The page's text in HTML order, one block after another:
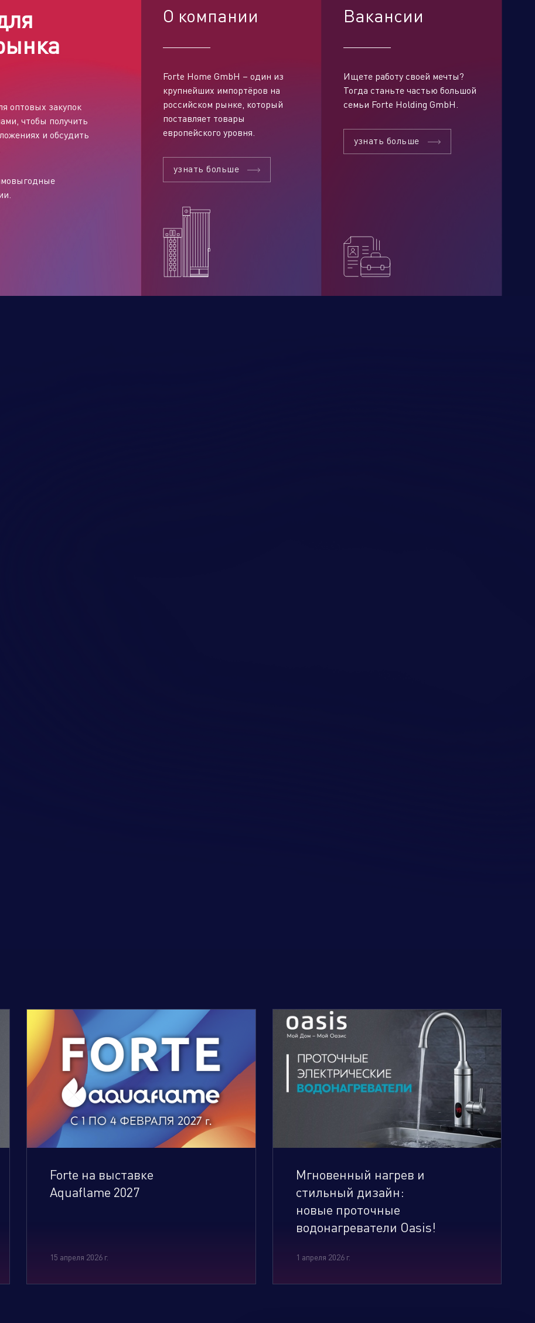
оптовых закупок
чтобы получить
и обсудить
О компании
Forte Home GmbH – один из
крупнейших импортёров на
российском рынке, который
поставляет товары
европейского уровня.
узнать больше
Вакансии
Ищете работу своей мечты?
Тогда станьте частью большой
семьи Forte Holding GmbH.
узнать больше
Forte на выставке
Aquaflame 2027
15 апреля 2026 г.
Мгновенный нагрев и
стильный дизайн:
новые проточные
водонагреватели Oasis!
1 апреля 2026 г.